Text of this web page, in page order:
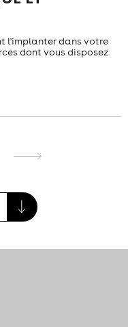
l'implanter dans votre
dont vous disposez